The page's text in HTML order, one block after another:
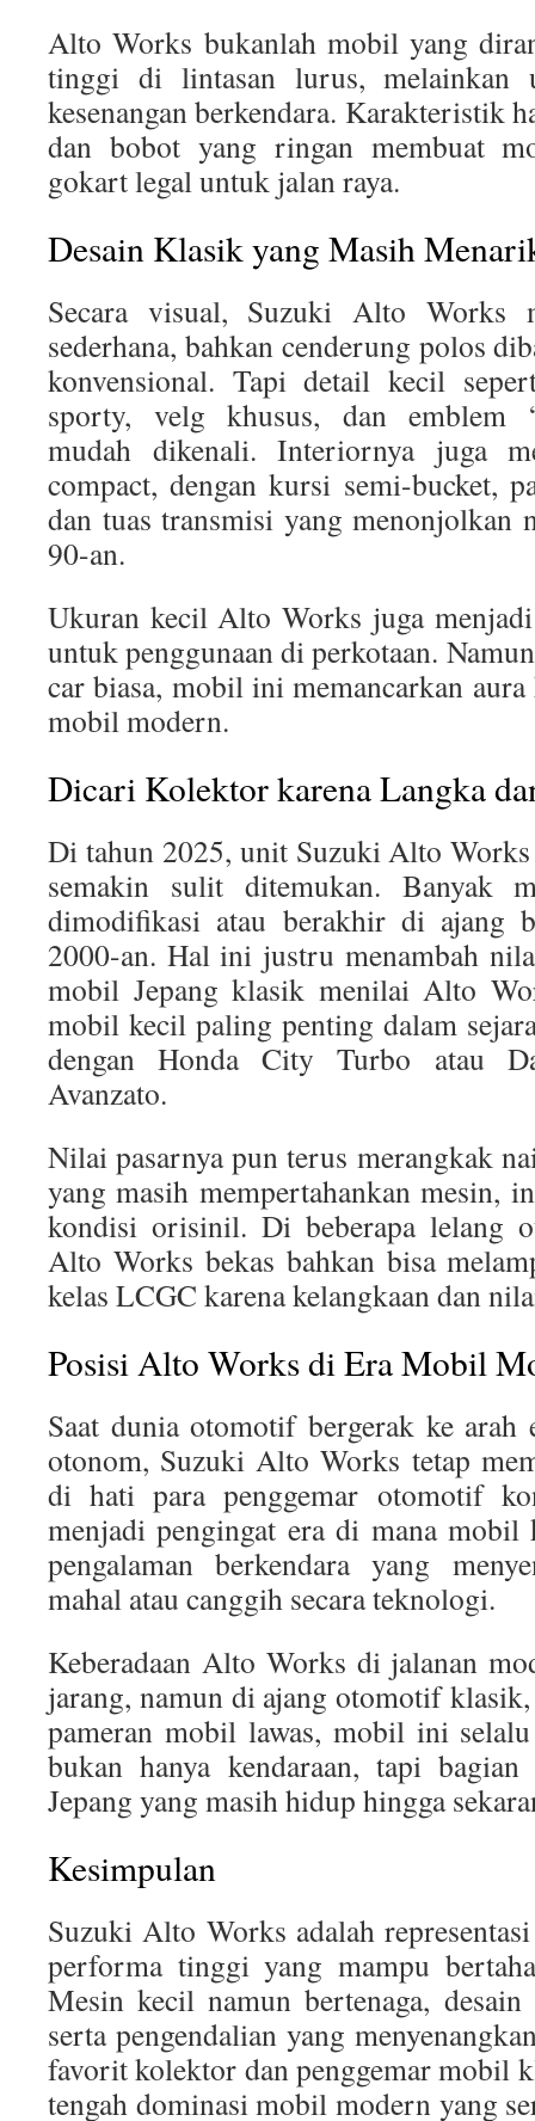
Alto Works bukanlah mobil yang
tinggi di lintasan lurus, melainkan
kesenangan berkendara. Karakteristik
dan bobot yang ringan membuat
gokart legal untuk jalan raya.
Desain Klasik yang Masih
Secara visual, Suzuki Alto Works
sederhana, bahkan cenderung polos
konvensional. Tapi detail kecil
sporty, velg khusus, dan emblem
mudah dikenali. Interiornya juga
compact, dengan kursi semi-bucket,
dan tuas transmisi yang menonjolkan
90-an.
Ukuran kecil Alto Works juga
untuk penggunaan di perkotaan.
car biasa, mobil ini memancarkan
mobil modern.
Dicari Kolektor karena Langka
Di tahun 2025, unit Suzuki Alto
semakin sulit ditemukan. Banyak
dimodifikasi atau berakhir di ajang
2000-an. Hal ini justru menambah
mobil Jepang klasik menilai Alto
mobil kecil paling penting dalam
dengan Honda City Turbo atau
Avanzato.
Nilai pasarnya pun terus merangkak
yang masih mempertahankan mesin,
kondisi orisinil. Di beberapa lelang
Alto Works bekas bahkan bisa
kelas LCGC karena kelangkaan dan
Posisi Alto Works di Era Mobil
Saat dunia otomotif bergerak ke
otonom, Suzuki Alto Works tetap
di hati para penggemar otomotif
menjadi pengingat era di mana mobil
pengalaman berkendara yang
mahal atau canggih secara teknologi.
Keberadaan Alto Works di jalanan
jarang, namun di ajang otomotif
pameran mobil lawas, mobil ini
bukan hanya kendaraan, tapi
Jepang yang masih hidup hingga
Kesimpulan
Suzuki Alto Works adalah
performa tinggi yang mampu
Mesin kecil namun bertenaga,
serta pengendalian yang
favorit kolektor dan penggemar mobil
tengah dominasi mobil modern yang